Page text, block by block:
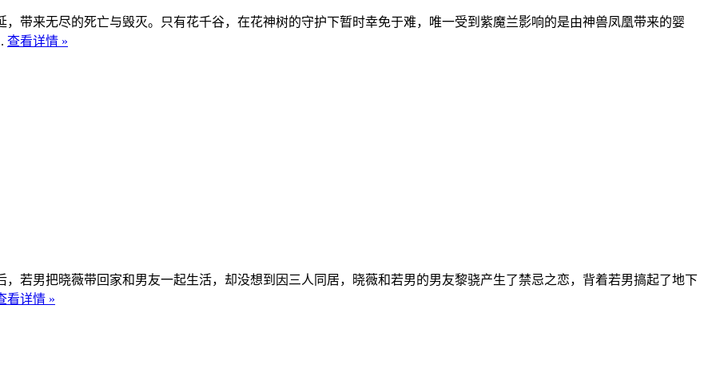
来无尽的死亡与毁灭。只有花千谷，在花神树的守护下暂时幸免于难，唯一受到紫魔兰影响的是由神兽凤凰带来的婴
查看详情 »
男把晓薇带回家和男友一起生活，却没想到因三人同居，晓薇和若男的男友黎骁产生了禁忌之恋，背着若男搞起了地下
看详情 »